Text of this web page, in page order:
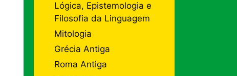
Lógica, Epistemologia e
Filosofia da Linguagem
Mitologia
Grécia Antiga
Roma Antiga